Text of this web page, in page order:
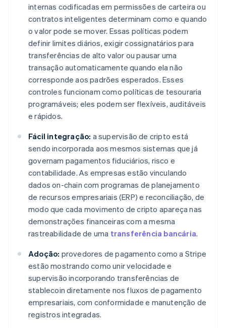
internas codificadas em permissões de carteira ou
contratos inteligentes determinam como e quando
o valor pode se mover. Essas políticas podem
definir limites diários, exigir cossignatários para
transferências de alto valor ou pausar uma
transação automaticamente quando ela não
corresponde aos padrões esperados. Esses
controles funcionam como políticas de tesouraria
programáveis; eles podem ser flexíveis, auditáveis
e rápidos.
Fácil integração: a supervisão de cripto está
sendo incorporada aos mesmos sistemas que já
governam pagamentos fiduciários, risco e
contabilidade. As empresas estão vinculando
dados on-chain com programas de planejamento
de recursos empresariais (ERP) e reconciliação, de
modo que cada movimento de cripto apareça nas
demonstrações financeiras com a mesma
rastreabilidade de uma transferência bancária.
Adoção: provedores de pagamento como a Stripe
estão mostrando como unir velocidade e
supervisão incorporando transferências de
stablecoin diretamente nos fluxos de pagamento
empresariais, com conformidade e manutenção de
registros integradas.